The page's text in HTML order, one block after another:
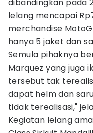
lelang mencapai
merchandise
hanya 5 jaket dan
Semula pihaknya
Marquez yang juga
tersebut tak
dapat helm dan
tidak terealisasi,"
Kegiatan lelang